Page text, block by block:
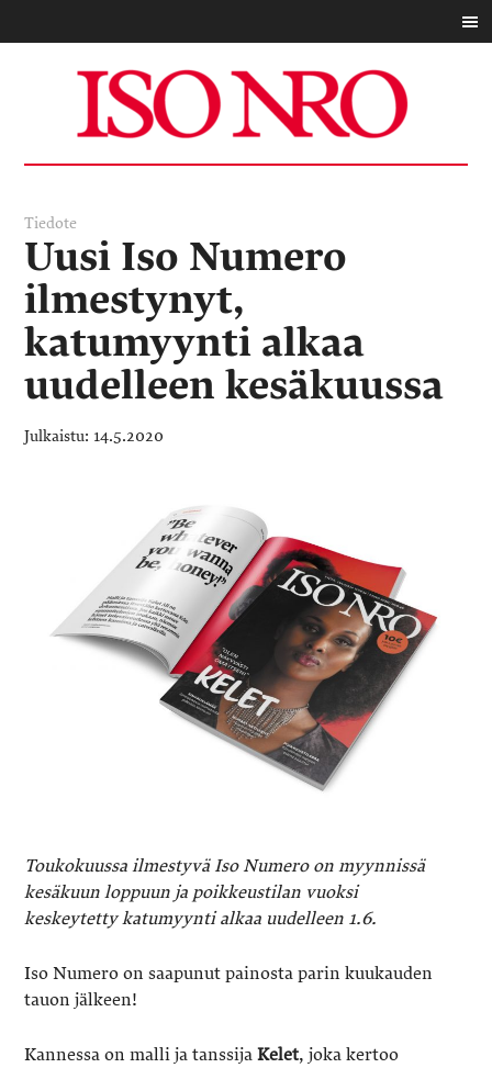
Tiedote
Uusi Iso Numero
ilmestynyt,
katumyynti alkaa
uudelleen kesäkuussa
14.5.2020
Toukokuussa ilmestyvä Iso Numero on myynnissä
kesäkuun loppuun ja poikkeustilan vuoksi
keskeytetty katumyynti alkaa uudelleen 1.6.
Iso Numero on saapunut painosta parin kuukauden
tauon jälkeen!
Kannessa on malli ja tanssijaKelet, joka kertoo